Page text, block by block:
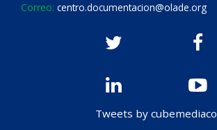
Correo: centro.documentacion@olade.org
Tweets by cubemediaco